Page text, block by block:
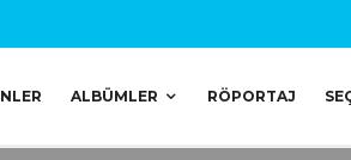
ALBÜMLER RÖPORTAJ